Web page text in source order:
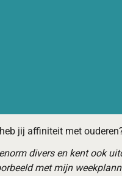
jij affiniteit met
divers en kent ook
met mijn